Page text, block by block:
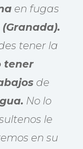
en fugas
tener la
tener
de
No lo
le
en su